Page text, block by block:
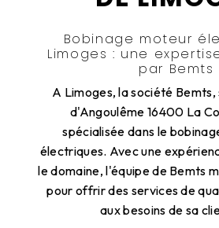
Bobinage moteur
Limoges : une
par Bemts
A Limoges, la société Bemts,
d'Angoulême 16400 La
spécialisée dans le
électriques. Avec une
le domaine, l'équipe de Bemts
pour offrir des services de
aux besoins de sa